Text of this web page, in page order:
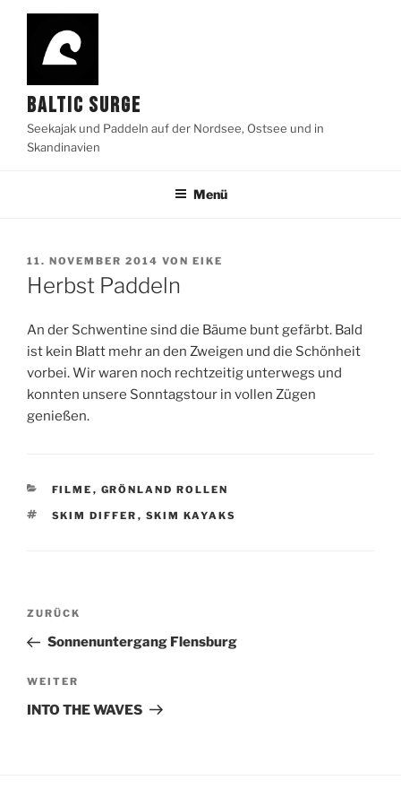
Zum
springen
BALTIC SURGE
Seekajak und Paddeln auf der Nordsee, Ostsee und in
Skandinavien
Menü
VERÖFFENTLICHT
AM
11. NOVEMBER 2014 VON EIKE
Herbst Paddeln
An der Schwentine sind die Bäume bunt gefärbt. Bald
ist kein Blatt mehr an den Zweigen und die Schönheit
vorbei. Wir waren noch rechtzeitig unterwegs und
konnten unsere Sonntagstour in vollen Zügen
genießen.
KATEGORIEN
FILME , GRÖNLAND ROLLEN
SCHLAGWÖRTER
SKIM DIFFER , SKIM KAYAKS
Beitragsnavigation
Vorheriger
Beitrag
ZURÜCK
Sonnenuntergang Flensburg
Nächster
Beitrag
WEITER
INTO THE WAVES